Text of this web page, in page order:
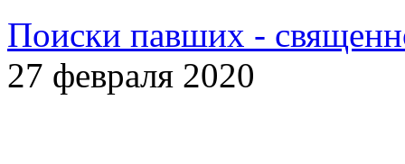
Поиски павших -
27 февраля 2020